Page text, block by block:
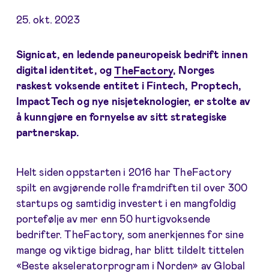
25. okt. 2023
Signicat, en ledende paneuropeisk bedrift innen
digital identitet, ogTheFactory, Norges
raskest voksende entitet i Fintech, Proptech,
ImpactTech og nye nisjeteknologier, er stolte av
å kunngjøre en fornyelse av sitt strategiske
partnerskap.
Helt siden oppstarten i 2016 har TheFactory
spilt en avgjørende rolle framdriften til over 300
startups og samtidig investert i en mangfoldig
portefølje av mer enn 50 hurtigvoksende
bedrifter. TheFactory, som anerkjennes for sine
mange og viktige bidrag, har blitt tildelt tittelen
«Beste akseleratorprogram i Norden» av Global